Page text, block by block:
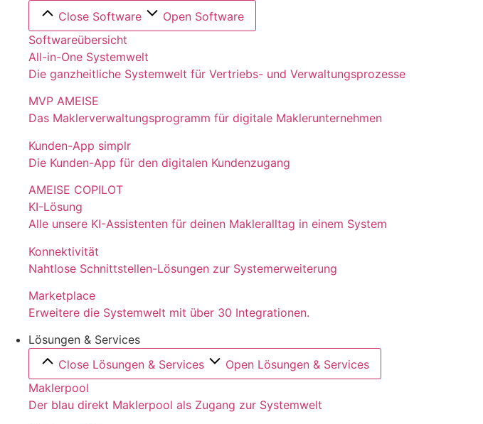
Close Software
Open Software
Softwareübersicht
All-in-One Systemwelt
Die ganzheitliche Systemwelt für Vertriebs- und Verwaltungsprozesse
MVP AMEISE
Das Maklerverwaltungsprogramm für digitale Maklerunternehmen
Kunden-App simplr
Die Kunden-App für den digitalen Kundenzugang
AMEISE COPILOT
KI-Lösung
Alle unsere KI-Assistenten für deinen Makleralltag in einem System
Konnektivität
Nahtlose Schnittstellen-Lösungen zur Systemerweiterung
Marketplace
Erweitere die Systemwelt mit über 30 Integrationen.
Lösungen & Services
Close Lösungen & Services
Open Lösungen & Services
Maklerpool
Der blau direkt Maklerpool als Zugang zur Systemwelt